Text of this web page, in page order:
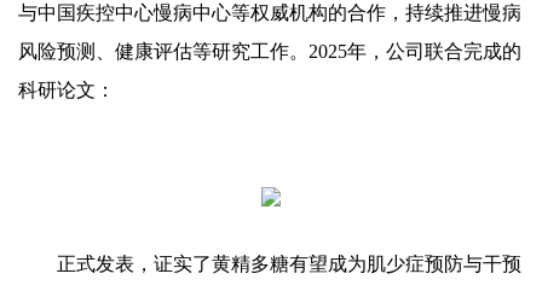
与中国疾控中心慢病中心等权威机构的合作，持续推进慢病
风险预测、健康评估等研究工作。2025年，公司联合完成的
科研论文：
正式发表，证实了黄精多糖有望成为肌少症预防与干预